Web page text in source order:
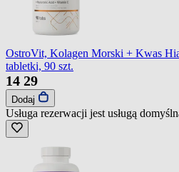
OstroVit, Kolagen Morski + Kwas
tabletki, 90 szt.
14 29
Dodaj
Usługa rezerwacji jest usługą